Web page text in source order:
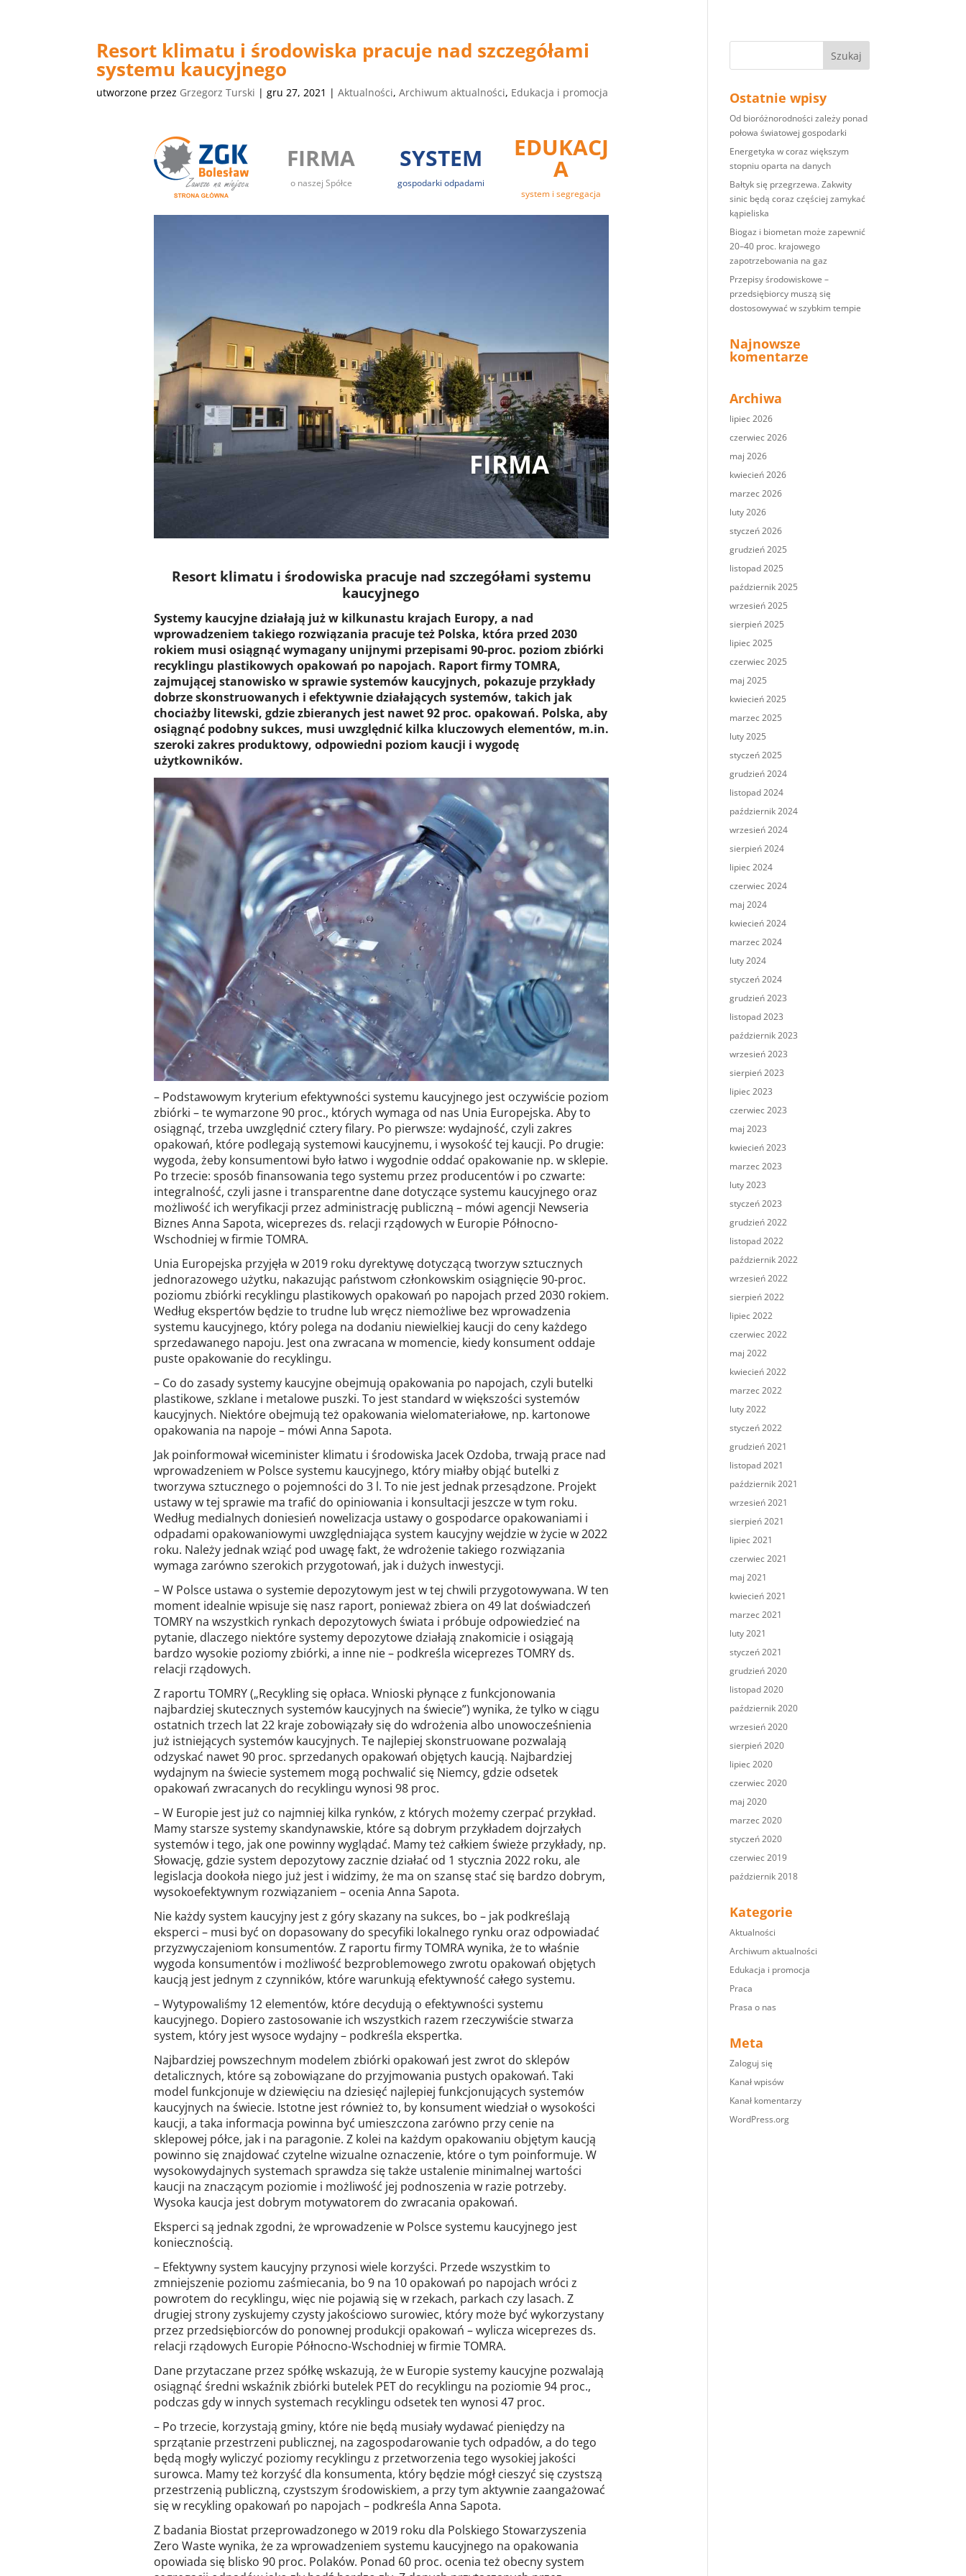
Resort klimatu i środowiska pracuje nad szczegółami
systemu kaucyjnego
utworzone przez Grzegorz Turski |gru 27, 2021 |Aktualności,Archiwum aktualności, Edukacja i promocja
FIRMA
o naszej Spółce
SYSTEM
gospodarki odpadami
EDUKACJ
A
system i segregacja
FIRMA
Resort klimatu i środowiska pracuje nad szczegółami systemu
kaucyjnego
Systemy kaucyjne działają już w kilkunastu krajach Europy, a nad
wprowadzeniem takiego rozwiązania pracuje też Polska, która przed 2030
rokiem musi osiągnąć wymagany unijnymi przepisami 90-proc. poziom zbiórki
recyklingu plastikowych opakowań po napojach. Raport firmy TOMRA,
zajmującej stanowisko w sprawie systemów kaucyjnych, pokazuje przykłady
dobrze skonstruowanych i efektywnie działających systemów, takich jak
chociażby litewski, gdzie zbieranych jest nawet 92 proc. opakowań. Polska, aby
osiągnąć podobny sukces, musi uwzględnić kilka kluczowych elementów, m.in.
szeroki zakres produktowy, odpowiedni poziom kaucji i wygodę
użytkowników.
– Podstawowym kryterium efektywności systemu kaucyjnego jest oczywiście poziom
zbiórki – te wymarzone 90 proc., których wymaga od nas Unia Europejska. Aby to
osiągnąć, trzeba uwzględnić cztery filary. Po pierwsze: wydajność, czyli zakres
opakowań, które podlegają systemowi kaucyjnemu, i wysokość tej kaucji. Po drugie:
wygoda, żeby konsumentowi było łatwo i wygodnie oddać opakowanie np. w sklepie.
Po trzecie: sposób finansowania tego systemu przez producentów i po czwarte:
integralność, czyli jasne i transparentne dane dotyczące systemu kaucyjnego oraz
możliwość ich weryfikacji przez administrację publiczną – mówi agencji Newseria
Biznes Anna Sapota, wiceprezes ds. relacji rządowych w Europie Północno-
Wschodniej w firmie TOMRA.
Unia Europejska przyjęła w 2019 roku dyrektywę dotyczącą tworzyw sztucznych
jednorazowego użytku, nakazując państwom członkowskim osiągnięcie 90-proc.
poziomu zbiórki recyklingu plastikowych opakowań po napojach przed 2030 rokiem.
Według ekspertów będzie to trudne lub wręcz niemożliwe bez wprowadzenia
systemu kaucyjnego, który polega na dodaniu niewielkiej kaucji do ceny każdego
sprzedawanego napoju. Jest ona zwracana w momencie, kiedy konsument oddaje
puste opakowanie do recyklingu.
– Co do zasady systemy kaucyjne obejmują opakowania po napojach, czyli butelki
plastikowe, szklane i metalowe puszki. To jest standard w większości systemów
kaucyjnych. Niektóre obejmują też opakowania wielomateriałowe, np. kartonowe
opakowania na napoje – mówi Anna Sapota.
Jak poinformował wiceminister klimatu i środowiska Jacek Ozdoba, trwają prace nad
wprowadzeniem w Polsce systemu kaucyjnego, który miałby objąć butelki z
tworzywa sztucznego o pojemności do 3 l. To nie jest jednak przesądzone. Projekt
ustawy w tej sprawie ma trafić do opiniowania i konsultacji jeszcze w tym roku.
Według medialnych doniesień nowelizacja ustawy o gospodarce opakowaniami i
odpadami opakowaniowymi uwzględniająca system kaucyjny wejdzie w życie w 2022
roku. Należy jednak wziąć pod uwagę fakt, że wdrożenie takiego rozwiązania
wymaga zarówno szerokich przygotowań, jak i dużych inwestycji.
– W Polsce ustawa o systemie depozytowym jest w tej chwili przygotowywana. W ten
moment idealnie wpisuje się nasz raport, ponieważ zbiera on 49 lat doświadczeń
TOMRY na wszystkich rynkach depozytowych świata i próbuje odpowiedzieć na
pytanie, dlaczego niektóre systemy depozytowe działają znakomicie i osiągają
bardzo wysokie poziomy zbiórki, a inne nie – podkreśla wiceprezes TOMRY ds.
relacji rządowych.
Z raportu TOMRY („Recykling się opłaca. Wnioski płynące z funkcjonowania
najbardziej skutecznych systemów kaucyjnych na świecie”) wynika, że tylko w ciągu
ostatnich trzech lat 22 kraje zobowiązały się do wdrożenia albo unowocześnienia
już istniejących systemów kaucyjnych. Te najlepiej skonstruowane pozwalają
odzyskać nawet 90 proc. sprzedanych opakowań objętych kaucją. Najbardziej
wydajnym na świecie systemem mogą pochwalić się Niemcy, gdzie odsetek
opakowań zwracanych do recyklingu wynosi 98 proc.
– W Europie jest już co najmniej kilka rynków, z których możemy czerpać przykład.
Mamy starsze systemy skandynawskie, które są dobrym przykładem dojrzałych
systemów i tego, jak one powinny wyglądać. Mamy też całkiem świeże przykłady, np.
Słowację, gdzie system depozytowy zacznie działać od 1 stycznia 2022 roku, ale
legislacja dookoła niego już jest i widzimy, że ma on szansę stać się bardzo dobrym,
wysokoefektywnym rozwiązaniem – ocenia Anna Sapota.
Nie każdy system kaucyjny jest z góry skazany na sukces, bo – jak podkreślają
eksperci – musi być on dopasowany do specyfiki lokalnego rynku oraz odpowiadać
przyzwyczajeniom konsumentów. Z raportu firmy TOMRA wynika, że to właśnie
wygoda konsumentów i możliwość bezproblemowego zwrotu opakowań objętych
kaucją jest jednym z czynników, które warunkują efektywność całego systemu.
– Wytypowaliśmy 12 elementów, które decydują o efektywności systemu
kaucyjnego. Dopiero zastosowanie ich wszystkich razem rzeczywiście stwarza
system, który jest wysoce wydajny – podkreśla ekspertka.
Najbardziej powszechnym modelem zbiórki opakowań jest zwrot do sklepów
detalicznych, które są zobowiązane do przyjmowania pustych opakowań. Taki
model funkcjonuje w dziewięciu na dziesięć najlepiej funkcjonujących systemów
kaucyjnych na świecie. Istotne jest również to, by konsument wiedział o wysokości
kaucji, a taka informacja powinna być umieszczona zarówno przy cenie na
sklepowej półce, jak i na paragonie. Z kolei na każdym opakowaniu objętym kaucją
powinno się znajdować czytelne wizualne oznaczenie, które o tym poinformuje. W
wysokowydajnych systemach sprawdza się także ustalenie minimalnej wartości
kaucji na znaczącym poziomie i możliwość jej podnoszenia w razie potrzeby.
Wysoka kaucja jest dobrym motywatorem do zwracania opakowań.
Eksperci są jednak zgodni, że wprowadzenie w Polsce systemu kaucyjnego jest
koniecznością.
– Efektywny system kaucyjny przynosi wiele korzyści. Przede wszystkim to
zmniejszenie poziomu zaśmiecania, bo 9 na 10 opakowań po napojach wróci z
powrotem do recyklingu, więc nie pojawią się w rzekach, parkach czy lasach. Z
drugiej strony zyskujemy czysty jakościowo surowiec, który może być wykorzystany
przez przedsiębiorców do ponownej produkcji opakowań – wylicza wiceprezes ds.
relacji rządowych Europie Północno-Wschodniej w firmie TOMRA.
Dane przytaczane przez spółkę wskazują, że w Europie systemy kaucyjne pozwalają
osiągnąć średni wskaźnik zbiórki butelek PET do recyklingu na poziomie 94 proc.,
podczas gdy w innych systemach recyklingu odsetek ten wynosi 47 proc.
– Po trzecie, korzystają gminy, które nie będą musiały wydawać pieniędzy na
sprzątanie przestrzeni publicznej, na zagospodarowanie tych odpadów, a do tego
będą mogły wyliczyć poziomy recyklingu z przetworzenia tego wysokiej jakości
surowca. Mamy też korzyść dla konsumenta, który będzie mógł cieszyć się czystszą
przestrzenią publiczną, czystszym środowiskiem, a przy tym aktywnie zaangażować
się w recykling opakowań po napojach – podkreśla Anna Sapota.
Z badania Biostat przeprowadzonego w 2019 roku dla Polskiego Stowarzyszenia
Zero Waste wynika, że za wprowadzeniem systemu kaucyjnego na opakowania
opowiada się blisko 90 proc. Polaków. Ponad 60 proc. ocenia też obecny system
Ostatnie wpisy
Od bioróżnorodności zależy ponad
połowa światowej gospodarki
Energetyka w coraz większym
stopniu oparta na danych
Bałtyk się przegrzewa. Zakwity
sinic będą coraz częściej zamykać
kąpieliska
Biogaz i biometan może zapewnić
20–40 proc. krajowego
zapotrzebowania na gaz
Przepisy środowiskowe –
przedsiębiorcy muszą się
dostosowywać w szybkim tempie
Najnowsze
komentarze
Archiwa
lipiec 2026
czerwiec 2026
maj 2026
kwiecień 2026
marzec 2026
luty 2026
styczeń 2026
grudzień 2025
listopad 2025
październik 2025
wrzesień 2025
sierpień 2025
lipiec 2025
czerwiec 2025
maj 2025
kwiecień 2025
marzec 2025
luty 2025
styczeń 2025
grudzień 2024
listopad 2024
październik 2024
wrzesień 2024
sierpień 2024
lipiec 2024
czerwiec 2024
maj 2024
kwiecień 2024
marzec 2024
luty 2024
styczeń 2024
grudzień 2023
listopad 2023
październik 2023
wrzesień 2023
sierpień 2023
lipiec 2023
czerwiec 2023
maj 2023
kwiecień 2023
marzec 2023
luty 2023
styczeń 2023
grudzień 2022
listopad 2022
październik 2022
wrzesień 2022
sierpień 2022
lipiec 2022
czerwiec 2022
maj 2022
kwiecień 2022
marzec 2022
luty 2022
styczeń 2022
grudzień 2021
listopad 2021
październik 2021
wrzesień 2021
sierpień 2021
lipiec 2021
czerwiec 2021
maj 2021
kwiecień 2021
marzec 2021
luty 2021
styczeń 2021
grudzień 2020
listopad 2020
październik 2020
wrzesień 2020
sierpień 2020
lipiec 2020
czerwiec 2020
maj 2020
marzec 2020
styczeń 2020
czerwiec 2019
październik 2018
Kategorie
Aktualności
Archiwum aktualności
Edukacja i promocja
Praca
Prasa o nas
Meta
Zaloguj się
Kanał wpisów
Kanał komentarzy
WordPress.org